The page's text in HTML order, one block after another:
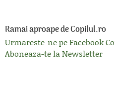
Ramai aproape de Copilul.ro
Urmareste-ne pe Facebook
Aboneaza-te la Newsletter